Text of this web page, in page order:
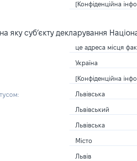
[Конфіденційна
суб’єкту декларування
це адреса місця
Україна
[Конфіденційна
Львівська
Львівський
Львівська
Місто
Львів